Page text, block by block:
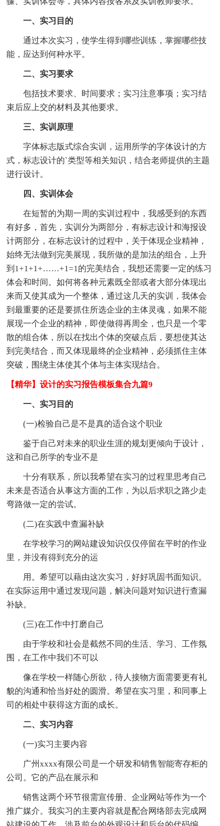
一、实习目的
通过本次实习，使学生得到哪些训练，掌握哪些技
能，应达到何种水平。
二、实习要求
包括技术要求、时间要求；实习注意事项；实习结
束后应上交的材料及其他要求。
三、实训原理
字体标志版式综合实训，运用所学的字体设计的方
式，标志设计的`类型等相关知识，结合老师提供的主题
进行设计。
四、实训体会
在短暂的为期一周的实训过程中，我感受到的东西
有好多，首先，实训分为两部分，有标志设计和海报设
计两部分，在标志设计的过程中，关于体现企业精神，
始终无法做到完美展现，我所做的是加法的组合，上升
到1+1+1+……+1=1的完美结合，我想还需要一定的练习
体会和时间。如何将各种元素既全部或者大部分体现出
来而又使其成为一个整体，通过这几天的实训，我体会
到最重要的还是要抓住所选企业的主体灵魂，如果不能
展现一个企业的精神，即使做得再周全，也只是一个零
散的组合体，所以在找出个体的突破点后，要想使其达
到完美结合，而又体现最终的企业精神，必须抓住主体
突破，围绕主体使其个体与主体实现结合。
【精华】设计的实习报告模板集合九篇9
一、实习目的
(一)检验自己是不是真的适合这个职业
鉴于自己对未来的职业生涯的规划更倾向于设计，
这和自己所学的专业不是
十分有联系，所以我希望在实习的过程里思考自己
未来是否适合从事这方面的工作，为以后求职之路少走
弯路做一定的尝试。
(二)在实践中查漏补缺
在学校学习的网站建设知识仅仅停留在平时的作业
里，并没有得到充分的运
用。希望可以藉由这次实习，好好巩固书面知识。
在实际运用中通过发现问题，解决问题对知识进行查漏
补缺。
(三)在工作中打磨自己
由于学校和社会是截然不同的生活、学习、工作氛
围，在工作中我们不可以
像在学校一样随心所欲，待人接物方面需要更有礼
貌的沟通和恰当好处的圆滑。希望在实习里，和同事上
司的相处中获得这方面的成长。
二、实习内容
(一)实习主要内容
广州xxxx有限公司是一个研发和销售智能寄存柜的
公司。它的产品在展示和
销售这两个环节很需宣传册、企业网站等作为一个
推广媒介。我实习的主要内容就是配合网络部去完成网